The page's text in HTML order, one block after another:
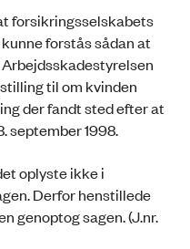
forsikringsselskabets
forstås sådan at
til om kvinden
der fandt sted efter at
september 1998.
oplyste ikke i
Derfor henstillede
genoptog sagen. (J.nr.